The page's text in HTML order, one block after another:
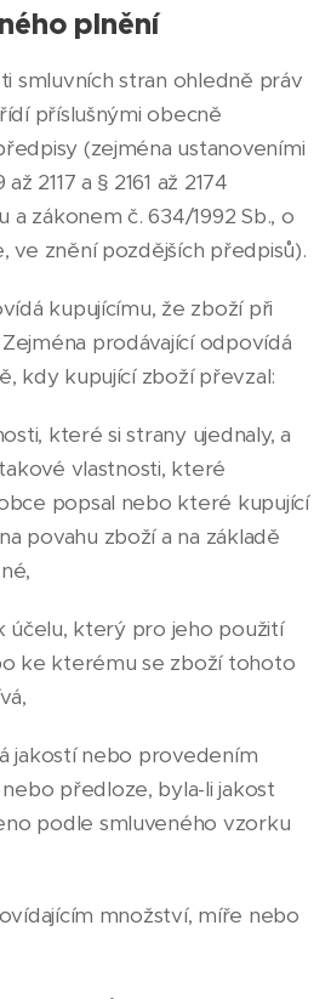
plnění
smluvních stran ohledně práv
příslušnými obecně
(zejména ustanoveními
2117 a § 2161 až 2174
a zákonem č. 634/1992 Sb., o
ve znění pozdějších předpisů).
kupujícímu, že zboží při
prodávající odpovídá
kdy kupující zboží převzal:
které si strany ujednaly, a
vlastnosti, které
popsal nebo které kupující
povahu zboží a na základě
účelu, který pro jeho použití
ke kterému se zboží tohoto
jakostí nebo provedením
předloze, byla-li jakost
podle smluveného vzorku
množství, míře nebo